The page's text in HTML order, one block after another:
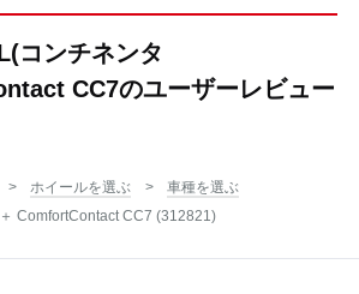
コンチネンタ
CC7のユーザーレビュー
ホイールを選ぶ
車種を選ぶ
ComfortContact CC7 (312821)